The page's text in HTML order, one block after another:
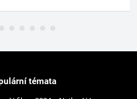
témata